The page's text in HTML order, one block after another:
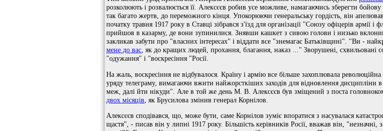
розколюють і розвалюється її. Алексєєв робив усе можливе, намагаючись зберегти
так багато жертв, до переможного кінця. Упокорюючи генеральську гордість, він
початку травня 1917 року в Ставці зібрався з'їзд для організації "Союзу офіцерів армії
прийшов в казарму, де вони зупинилися. Знявши кашкет з сивою голови і низько
закликав забути про "власних інтересах" і віддати все "знемагає Батьківщині". "Ви -
мене до вас, як до кращих людей, прохання, благання, наказ ..." Зворушені, схвильовані
"одужання" і "воскресіння "Росії.
На жаль, воскресіння не відбувалося. Країну і армію все більше захоплювала
уряду телеграму, вимагаючи вжити найжорсткіших заходів для відновлення дисципліни
меж, далі йти нікуди". Але в той же день М. В. Алексєєв був зміщений з поста
двох місяців , як Брусилова змінив генерал Корнілов.
Алексєєв сподівався, що, може бути, саме Корнілов зуміє впоратися з насувалася
щастя", - писав він у липні 1917 року. Більшість керівників Росії, вважав він, "незначні,